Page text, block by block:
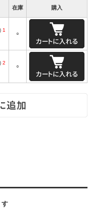
在庫 購入
1
○
2
○
す